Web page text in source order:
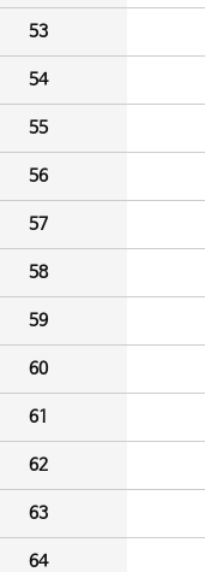
53
54
55
56
57
58
59
60
61
62
63
64